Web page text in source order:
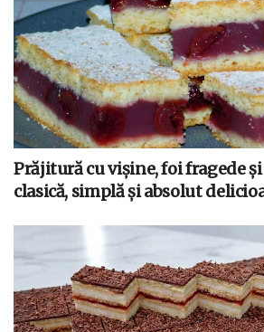
Prăjitură cu vișine, foi fragede
clasică, simplă și absolut